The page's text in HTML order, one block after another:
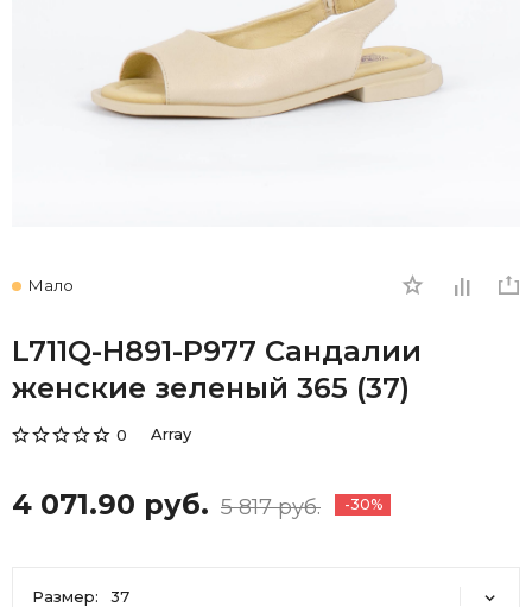
Мало
L711Q-H891-P977 Сандалии
женские зеленый 365 (37)
0 Array
4 071.90 руб. 5 817 руб. -30%
Размер: 37